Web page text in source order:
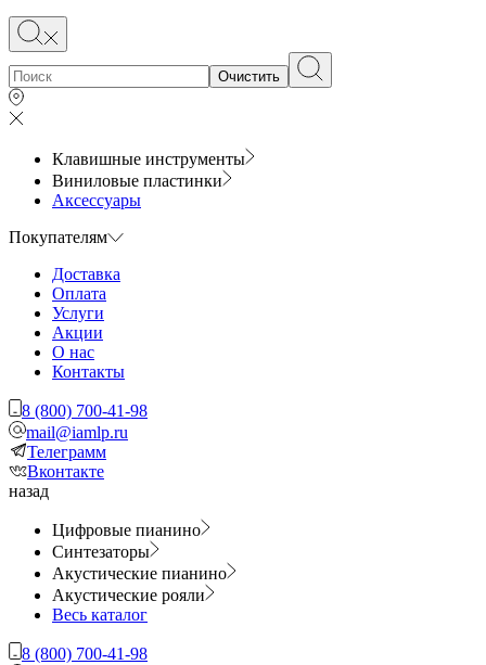
Очистить
Клавишные инструменты
Виниловые пластинки
Аксессуары
Покупателям
Доставка
Оплата
Услуги
Акции
О нас
Контакты
8 (800) 700-41-98
mail@iamlp.ru
Телеграмм
Вконтакте
назад
Цифровые пианино
Синтезаторы
Акустические пианино
Акустические рояли
Весь каталог
8 (800) 700-41-98